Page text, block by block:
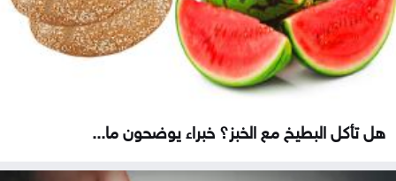
هل تأكل البطيخ مع الخبز؟ خبراء يوضحون ما...